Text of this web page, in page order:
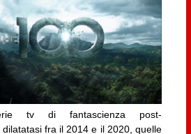
tv di fantascienza post-
dilatatasi fra il 2014 e il 2020, quelle